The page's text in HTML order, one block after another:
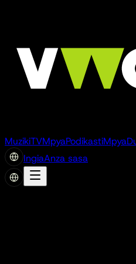
MuzikiTVMpyaPodikastiMpya
IngiaAnza sasa